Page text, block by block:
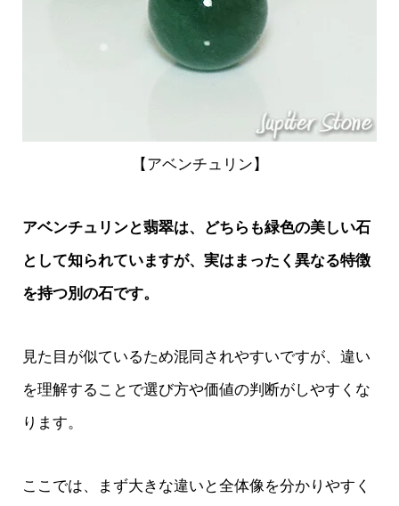
【アベンチュリン】
アベンチュリンと翡翠は、どちらも緑色の美しい石
として知られていますが、実はまったく異なる特徴
を持つ別の石です。
見た目が似ているため混同されやすいですが、違い
を理解することで選び方や価値の判断がしやすくな
ります。
ここでは、まず大きな違いと全体像を分かりやすく